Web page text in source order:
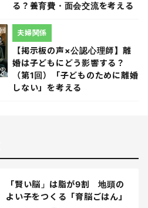
る？養育費・面会交流を考える
【掲示板の声×公認心理師】離
婚は子どもにどう影響する？
（第1回）「子どものために離婚
しない」を考える
夫婦関係
「賢い脳」は脂が9割 地頭の
よい子をつくる「育脳ごはん」